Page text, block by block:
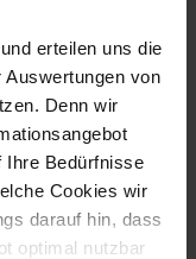
erteilen uns die
von
Denn wir
Ihre Bedürfnisse
Cookies wir
darauf hin, dass
optimal nutzbar
das 2/3
dar. Ein
Santander-
Redwood
1.
à 651,00
30.000,00 €